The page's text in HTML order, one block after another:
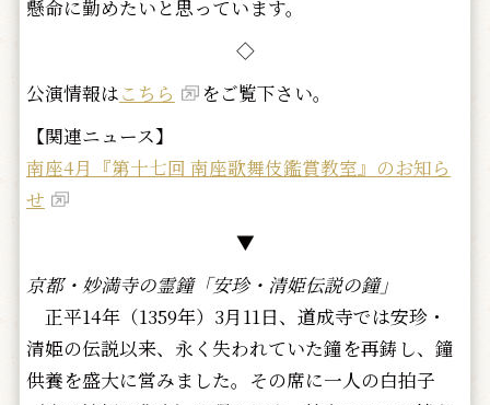
懸命に勤めたいと思っています。
◇
公演情報はこちら
をご覧下さい。
【関連ニュース】
南座4月『第十七回 南座歌舞伎鑑賞教室』のお知ら
せ
▼
京都・妙満寺の霊鐘「安珍・清姫伝説の鐘」
正平14年（1359年）3月11日、道成寺では安珍・
清姫の伝説以来、永く失われていた鐘を再鋳し、鐘
供養を盛大に営みました。その席に一人の白拍子